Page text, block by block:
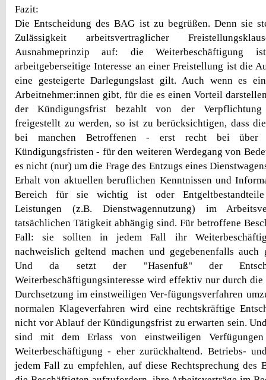
Fazit:
Die Entscheidung des BAG ist zu begrüßen. Denn sie
Zulässigkeit arbeitsvertraglicher
Ausnahmeprinzip auf: die Weiterbeschäftigung
arbeitgeberseitige Interesse an einer Freistellung ist die
eine gesteigerte Darlegungslast gilt. Auch wenn es
Arbeitnehmer:innen gibt, für die es einen Vorteil
der Kündigungsfrist bezahlt von der Verpflichtung
freigestellt zu werden, so ist zu berücksichtigen, dass
bei manchen Betroffenen - erst recht bei über
Kündigungsfristen - für den weiteren Werdegang von
es nicht (nur) um die Frage des Entzugs eines
Erhalt von aktuellen beruflichen Kenntnissen und
Bereich für sie wichtig ist oder
Leistungen (z.B. Dienstwagennutzung) im
tatsächlichen Tätigkeit abhängig sind. Für betroffene
Fall: sie sollten in jedem Fall ihr
nachweislich geltend machen und gegebenenfalls
Und da setzt der "Hasenfuß" der
Weiterbeschäftigungsinteresse wird effektiv nur durch die
Durchsetzung im einstweiligen Ver-fügungsverfahren
normalen Klageverfahren wird eine rechtskräftige
nicht vor Ablauf der Kündigungsfrist zu erwarten sein.
sind mit dem Erlass von einstweiligen
Weiterbeschäftigung - eher zurückhaltend. Betriebs-
jedem Fall zu empfehlen, auf diese Rechtsprechung des